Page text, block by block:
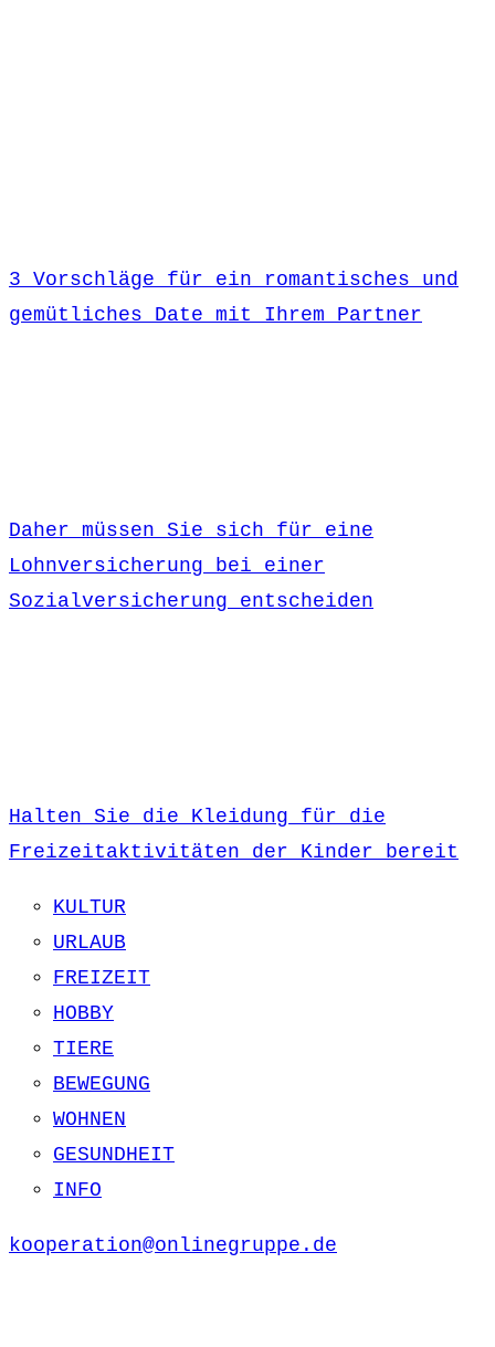
3 Vorschläge für ein romantisches und
gemütliches Date mit Ihrem Partner
Daher müssen Sie sich für eine
Lohnversicherung bei einer
Sozialversicherung entscheiden
Halten Sie die Kleidung für die
Freizeitaktivitäten der Kinder bereit
KULTUR
URLAUB
FREIZEIT
HOBBY
TIERE
BEWEGUNG
WOHNEN
GESUNDHEIT
INFO
kooperation@onlinegruppe.de